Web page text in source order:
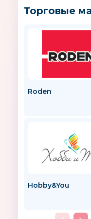
Торговые
Roden
Hobby&You